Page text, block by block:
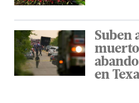
Suben
en